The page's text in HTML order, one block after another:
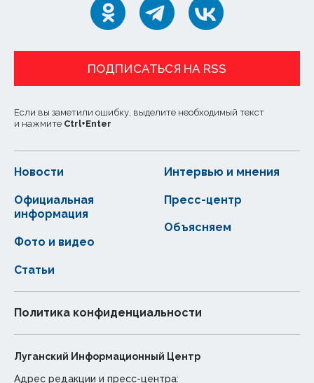
ПОДПИСАТЬСЯ НА RSS
Если вы заметили ошибку, выделите необходимый текст
и нажмите Ctrl+Enter
Новости
Статьи
Официальная
информация
Интервью и мнения
Фото и видео
Пресс-центр
Объясняем
Политика конфиденциальности
Луганский Информационный Центр
Адрес редакции и пресс-центра: